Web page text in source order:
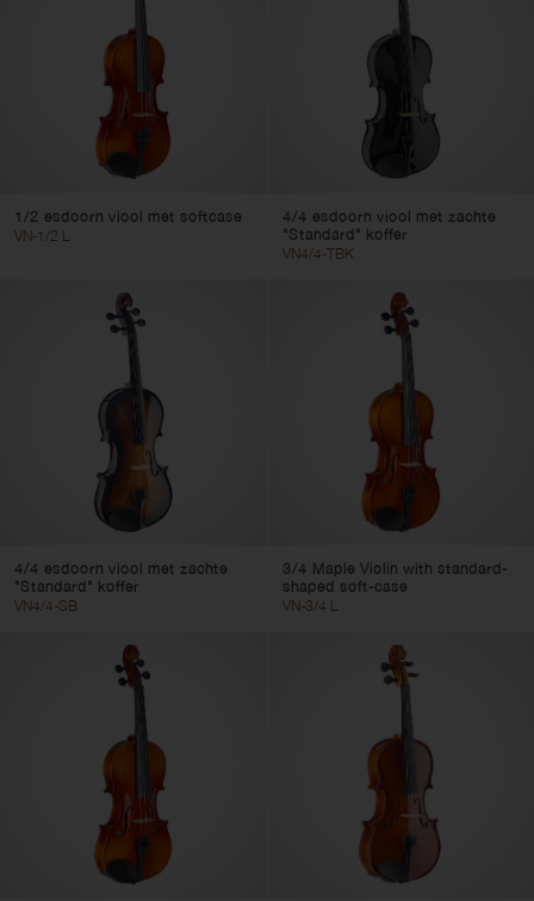
1/2 esdoorn viool met softcase
VN-1/2 L
4/4 esdoorn viool met zachte
"Standard" koffer
VN4/4-TBK
4/4 esdoorn viool met zachte
"Standard" koffer
VN4/4-SB
3/4 Maple Violin with standard-
shaped soft-case
VN-3/4 L